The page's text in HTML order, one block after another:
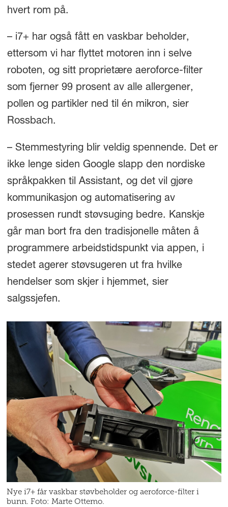
hvert rom på.
– i7+ har også fått en vaskbar beholder,
ettersom vi har flyttet motoren inn i selve
roboten, og sitt proprietære aeroforce-filter
som fjerner 99 prosent av alle allergener,
pollen og partikler ned til én mikron, sier
Rossbach.
– Stemmestyring blir veldig spennende. Det er
ikke lenge siden Google slapp den nordiske
språkpakken til Assistant, og det vil gjøre
kommunikasjon og automatisering av
prosessen rundt støvsuging bedre. Kanskje
går man bort fra den tradisjonelle måten å
programmere arbeidstidspunkt via appen, i
stedet agerer støvsugeren ut fra hvilke
hendelser som skjer i hjemmet, sier
salgssjefen.
Nye i7+ får vaskbar støvbeholder og aeroforce-filter i
bunn. Foto: Marte Ottemo.